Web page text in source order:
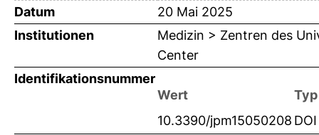
Datum
20 Mai 2025
Institutionen
Medizin > Zentren des
Center
Identifikationsnummer
Wert
Typ
10.3390/jpm15050208 DOI